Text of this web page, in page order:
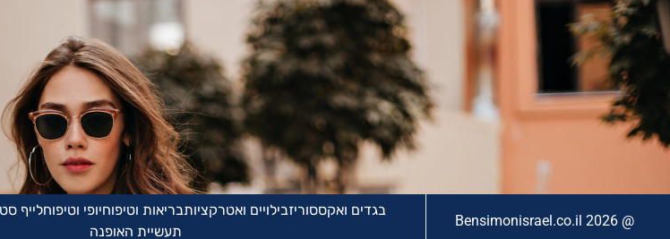
@ Bensimonisrael.co.il 2026
בגדים ואקססוריזבילויים ואטרקציותבריאות וטיפוחיופי וטיפוחלייף
תעשיית האופנה